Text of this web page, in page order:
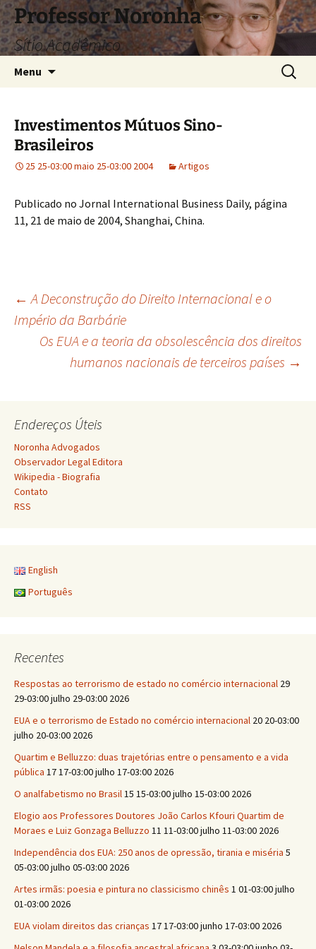
Pular
para
o
conteúdo
Professor Noronha
Sítio Acadêmico
Menu
por:
Investimentos Mútuos Sino-
Brasileiros
25 25-03:00 maio 25-03:00 2004 Artigos
Publicado no Jornal International Business Daily, página
11, 21 de maio de 2004, Shanghai, China.
Navegação
← A Deconstrução do Direito Internacional e o
Império da Barbárie
Os EUA e a teoria da obsolescência dos direitos
humanos nacionais de terceiros países →
Endereços Úteis
Noronha Advogados
Observador Legal Editora
Wikipedia - Biografia
Contato
RSS
English
Português
Recentes
Respostas ao terrorismo de estado no comércio internacional 29
29-03:00 julho 29-03:00 2026
EUA e o terrorismo de Estado no comércio internacional 20 20-03:00
julho 20-03:00 2026
Quartim e Belluzzo: duas trajetórias entre o pensamento e a vida
pública 17 17-03:00 julho 17-03:00 2026
O analfabetismo no Brasil15 15-03:00 julho 15-03:00 2026
Elogio aos Professores Doutores João Carlos Kfouri Quartim de
Moraes e Luiz Gonzaga Belluzzo 11 11-03:00 julho 11-03:00 2026
Independência dos EUA: 250 anos de opressão, tirania e miséria 5
05-03:00 julho 05-03:00 2026
Artes irmãs: poesia e pintura no classicismo chinês 1 01-03:00 julho
01-03:00 2026
EUA violam direitos das crianças 17 17-03:00 junho 17-03:00 2026